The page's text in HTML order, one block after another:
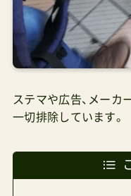
ステマや広告、メーカ
一切排除しています。